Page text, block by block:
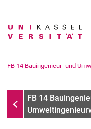
Suchbegriff
FB 14 Bauingenieur- und
Alle Meldungen
FB 14